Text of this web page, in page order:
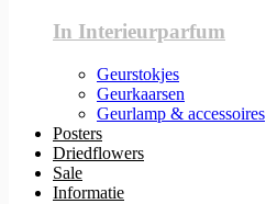
In Interieurparfum
Geurstokjes
Geurkaarsen
Geurlamp & accessoires
Posters
Driedflowers
Sale
Informatie